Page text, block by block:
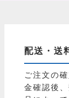
配送・送
ご注文の
金確認後